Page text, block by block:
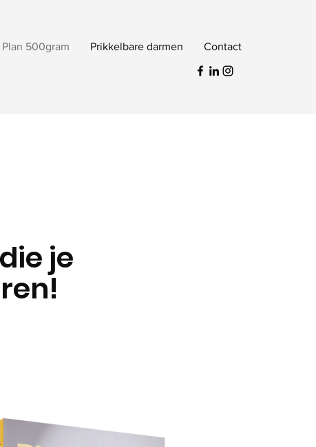
Plan 500gram Prikkelbare darmen Contact
je